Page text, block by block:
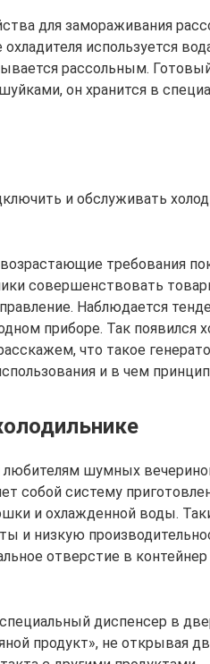
для замораживания
используется
рассольным.
он хранится в
и обслуживать
требования
совершенствовать
Наблюдается
приборе. Так появился
что такое
и в чем
любителям шумных
собой систему
и охлажденной воды.
и низкую
отверстие в контейнер
диспенсер в
продукт», не открывая